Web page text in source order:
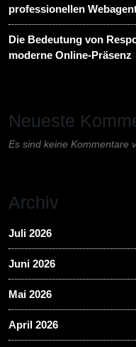
professionellen
Die Bedeutung von
moderne Online-Präsenz
Neueste
Es sind keine Kommentare
Archiv
Juli 2026
Juni 2026
Mai 2026
April 2026